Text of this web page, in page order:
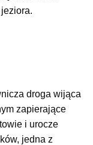
droga wijąca
zapierające
i urocze
jedna z